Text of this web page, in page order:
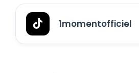
1momentofficiel